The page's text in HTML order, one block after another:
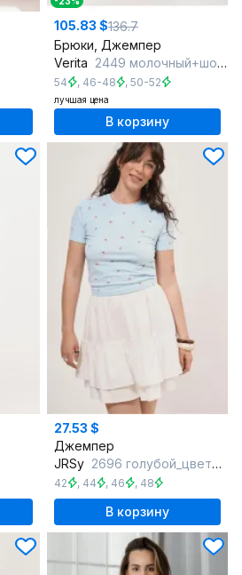
105.83 $136.7
Брюки, Джемпер
Verita 2449 молочный+шоколад
54 , 46-48 , 50-52
лучшая цена
В корзину
27.53 $
Джемпер
JRSy 2696 голубой_цветочек
42 , 44 , 46 , 48
В корзину